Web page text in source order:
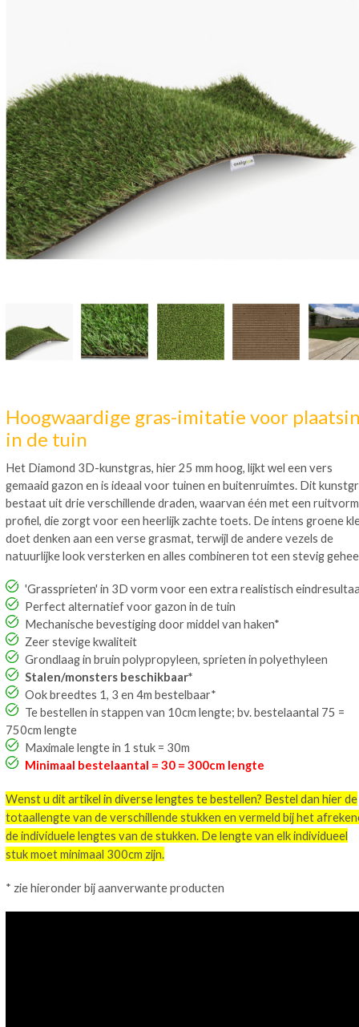
Hoogwaardige gras-imitatie voor
in de tuin
Het Diamond 3D-kunstgras, hier 25 mm hoog, lijkt wel een vers
gemaaid gazon en is ideaal voor tuinen en buitenruimtes. Dit
bestaat uit drie verschillende draden, waarvan één met een
profiel, die zorgt voor een heerlijk zachte toets. De intens groene
doet denken aan een verse grasmat, terwijl de andere vezels de
natuurlijke look versterken en alles combineren tot een stevig
'Grassprieten' in 3D vorm voor een extra realistisch
Perfect alternatief voor gazon in de tuin
Mechanische bevestiging door middel van haken*
Zeer stevige kwaliteit
Grondlaag in bruin polypropyleen, sprieten in polyethyleen
Stalen/monsters beschikbaar*
Ook breedtes 1, 3 en 4m bestelbaar*
Te bestellen in stappen van 10cm lengte; bv. bestelaantal 75 =
750cm lengte
Maximale lengte in 1 stuk = 30m
Minimaal bestelaantal = 30 = 300cm lengte
Wenst u dit artikel in diverse lengtes te bestellen? Bestel dan hier de
totaallengte van de verschillende stukken en vermeld bij het
de individuele lengtes van de stukken. De lengte van elk individueel
stuk moet minimaal 300cm zijn.
* zie hieronder bij aanverwante producten